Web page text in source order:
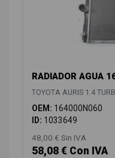
RADIADOR AGUA
TOYOTA AURIS 1.4
OEM: 164000N060
ID: 1033649
48,00 € Sin IVA
58,08 € Con IVA